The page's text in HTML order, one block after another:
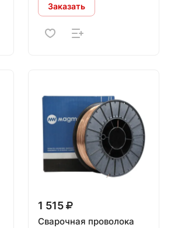
Заказать
1 515
Сварочная проволока